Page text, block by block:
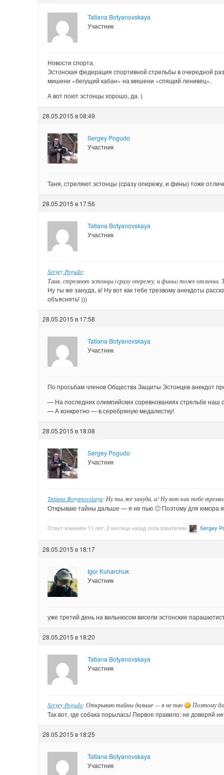
Tatiana Botyanovskaya
Участник
Новости спорта.
Эстонская федерация спортивной стрельбы в очередной
мишени «бегущий кабан» на мишени «спящий ленивец».
А вот поют эстонцы хорошо, да. )
28.05.2015 в 08:49
Sergey Pogudo
Участник
Таня, стреляют эстонцы (сразу опережу, и фины) тоже
28.05.2015 в 17:56
Tatiana Botyanovskaya
Участник
Sergey Pogudo:
Таня, стреляют эстонцы (сразу опережу, и фины) тоже отлично.
Ну ты же зануда, а! Ну вот как тебе трезвому анекдоты
объяснять! )))
28.05.2015 в 17:58
Tatiana Botyanovskaya
Участник
По просьбам членов Общества Защиты Эстонцев анекдот
— На последних олимпийских соревнованиях стрельбе наш
— А конкретно — в серебряную медалистку!
28.05.2015 в 18:08
Sergey Pogudo
Участник
Tatiana Botyanovskaya: Ну ты же зануда, а! Ну вот как тебе
Открываю тайны дальше — я не пью 🙂 Поэтому для юмора я
Ответ изменён 11 лет, 2 месяца назад пользователем Sergey
28.05.2015 в 18:17
Igor Kuharchuk
Участник
уже третий день на вильнюсом висели эстонские
28.05.2015 в 18:20
Tatiana Botyanovskaya
Участник
Sergey Pogudo: Открываю тайны дальше — я не пью Поэтому
Так вот, где собака порылась! Первое правило: не доверяй
28.05.2015 в 18:25
Tatiana Botyanovskaya
Участник